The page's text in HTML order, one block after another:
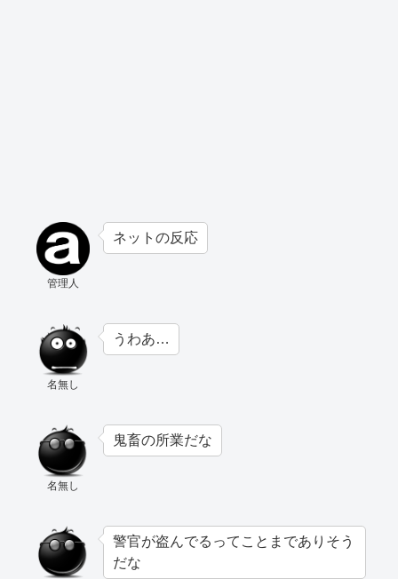
管理人
ネットの反応
名無し
うわあ…
名無し
鬼畜の所業だな
警官が盗んでるってことまでありそう
だな